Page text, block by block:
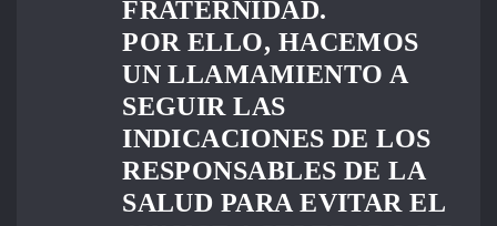
FRATERNIDAD.
POR ELLO, HACEMOS
UN LLAMAMIENTO A
SEGUIR LAS
INDICACIONES DE LOS
RESPONSABLES DE LA
SALUD PARA EVITAR EL